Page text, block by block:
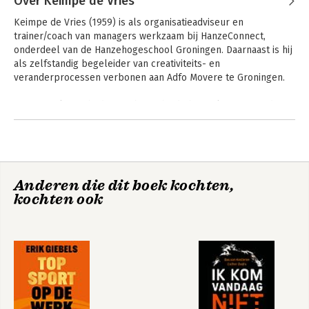
Wallace Universiteit. Dit boek is bewerkt voor de
Nederlandstalige markt door Keimpe de Vries, voormalig
docent technische bedrijfskunde aan de Hanzehogeschool
Groningen en organisatieadviseur, en Jasper de Vries, docent
journalistiek en mediapsychologie aan Hogeschool Saxion en
zelfstandig tekstschrijver.
Keimpe de Vries (1959) is als organisatieadviseur en
trainer/coach van managers werkzaam bij HanzeConnect,
onderdeel van de Hanzehogeschool Groningen. Daarnaast is hij
als zelfstandig begeleider van creativiteits- en
veranderprocessen verbonen aan Adfo Movere te Groningen.
organisatie te verbinden met haar visie, ambitie, strategie en
uitgangspunten. Ze worden daardoor geloofwaardiger voor hun
Anderen die dit boek kochten,
kochten ook